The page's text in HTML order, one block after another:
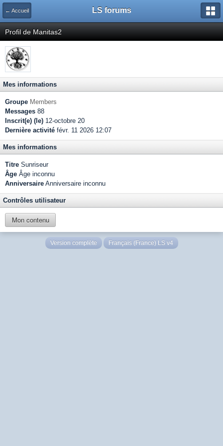
← Accueil LS forums
Profil de Manitas2
Mes informations
Groupe Members
Messages 88
Inscrit(e) (le) 12-octobre 20
Dernière activité févr. 11 2026 12:07
Mes informations
Titre Sunriseur
Âge Âge inconnu
Anniversaire Anniversaire inconnu
Contrôles utilisateur
Mon contenu
Version complète Français (France) LS v4